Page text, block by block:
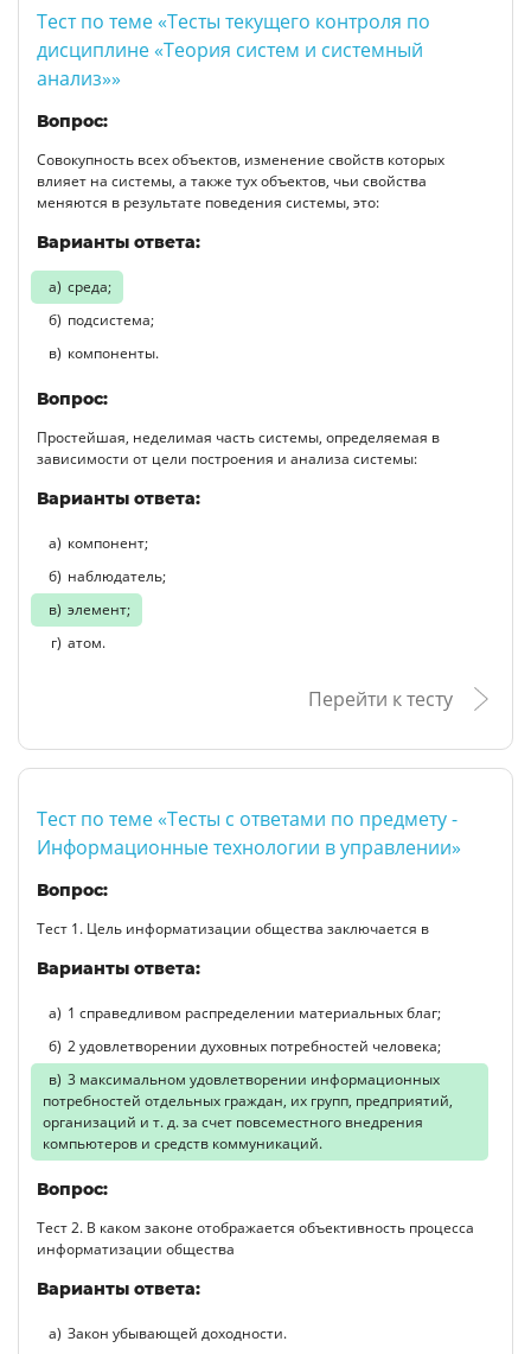
Тест по теме «Тесты текущего контроля по
дисциплине «Теория систем и системный
анализ»»
Вопрос:
Совокупность всех объектов, изменение свойств которых
влияет на системы, а также тух объектов, чьи свойства
меняются в результате поведения системы, это:
Варианты ответа:
среда;
подсистема;
компоненты.
Вопрос:
Простейшая, неделимая часть системы, определяемая в
зависимости от цели построения и анализа системы:
Варианты ответа:
компонент;
наблюдатель;
элемент;
атом.
Перейти к тесту
Тест по теме «Тесты с ответами по предмету -
Информационные технологии в управлении»
Вопрос:
Тест 1. Цель информатизации общества заключается в
Варианты ответа:
1 справедливом распределении материальных благ;
2 удовлетворении духовных потребностей человека;
3 максимальном удовлетворении информационных
потребностей отдельных граждан, их групп, предприятий,
организаций и т. д. за счет повсеместного внедрения
компьютеров и средств коммуникаций.
Вопрос:
Тест 2. В каком законе отображается объективность процесса
информатизации общества
Варианты ответа:
Закон убывающей доходности.